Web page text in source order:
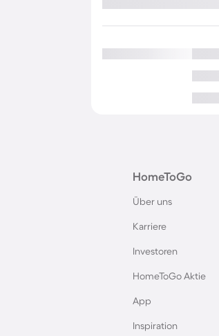
HomeToGo
Über uns
Karriere
Investoren
HomeToGo Aktie
App
Inspiration